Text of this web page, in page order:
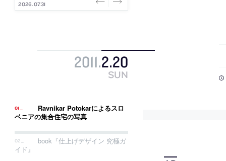
2026.08.07
2026.08.03
2026.08.03
2026.07.31
2026.07.30
2011.2.20
SUN
Ravnikar Potokarによるスロ
ベニアの集合住宅の写真
book『仕上げデザイン 究極ガ
イド』